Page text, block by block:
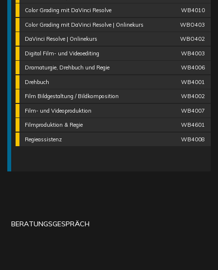
Color Grading mit DaVinci Resolve WB4010
Color Grading mit DaVinci Resolve | Onlinekurs WBO403
DaVinci Resolve | Onlinekurs WBO402
Digital Film- und Videoediting WB4003
Dramaturgie, Drehbuch und Regie WB4006
Drehbuch WB4001
Film Bildgestaltung / Bildkomposition WB4002
Film- und Videoproduktion WB4007
Filmproduktion & Regie WB4601
Regieassistenz WB4008
BERATUNGSGESPRÄCH